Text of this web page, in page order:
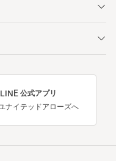
公式アプリ
ナイテッドアローズへ